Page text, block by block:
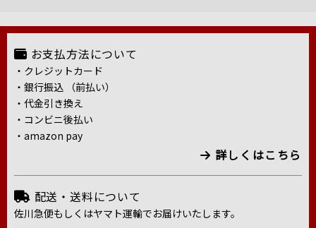
お支払方法について
・クレジットカード
・銀行振込 （前払い）
・代金引き換え
・コンビニ後払い
・amazon pay
詳しくはこちら
配送・送料について
佐川急便もしくはヤマト運輸でお届けいたします。